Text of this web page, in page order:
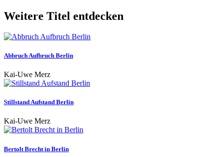
Weitere Titel entdecken
Abbruch Aufbruch Berlin
Kai-Uwe Merz
Stillstand Aufstand Berlin
Kai-Uwe Merz
Bertolt Brecht in Berlin